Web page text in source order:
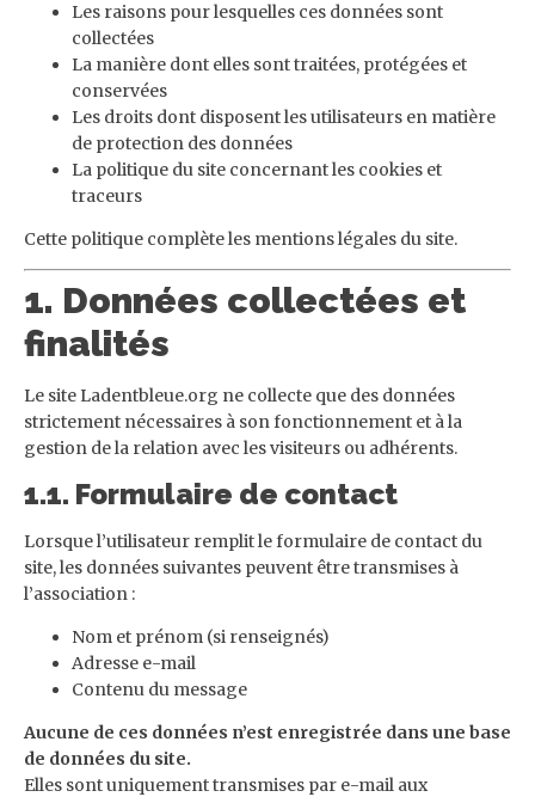
Les raisons pour lesquelles ces données sont
collectées
La manière dont elles sont traitées, protégées et
conservées
Les droits dont disposent les utilisateurs en matière
de protection des données
La politique du site concernant les cookies et
traceurs
Cette politique complète les mentions légales du site.
1. Données collectées et
finalités
Le site Ladentbleue.org ne collecte que des données
strictement nécessaires à son fonctionnement et à la
gestion de la relation avec les visiteurs ou adhérents.
1.1. Formulaire de contact
Lorsque l’utilisateur remplit le formulaire de contact du
site, les données suivantes peuvent être transmises à
l’association :
Nom et prénom (si renseignés)
Adresse e-mail
Contenu du message
Aucune de ces données n’est enregistrée dans une base
de données du site.
Elles sont uniquement transmises par e-mail aux